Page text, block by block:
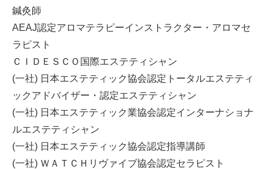
鍼灸師
AEAJ認定アロマテラピーインストラクター・アロマセ
ラピスト
ＣＩＤＥＳＣＯ国際エステティシャン
(一社) 日本エステティック協会認定トータルエステティ
ックアドバイザー・認定エステティシャン
(一社) 日本エステティック業協会認定インターナショナ
ルエステティシャン
(一社) 日本エステティック協会認定指導講師
(一社) ＷＡＴＣＨリヴァイブ協会認定セラピスト